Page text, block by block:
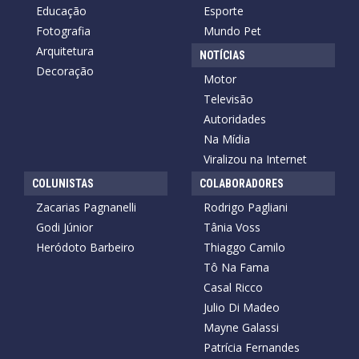
Educação
Fotografia
Arquitetura
Decoração
Esporte
Mundo Pet
NOTÍCIAS
Motor
Televisão
Autoridades
Na Mídia
Viralizou na Internet
COLUNISTAS
Zacarias Pagnanelli
Godi Júnior
Heródoto Barbeiro
COLABORADORES
Rodrigo Pagliani
Tânia Voss
Thiaggo Camilo
Tô Na Fama
Casal Ricco
Julio Di Madeo
Mayne Galassi
Patrícia Fernandes